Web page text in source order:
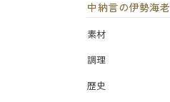
中納言の伊勢海老
素材
調理
歴史